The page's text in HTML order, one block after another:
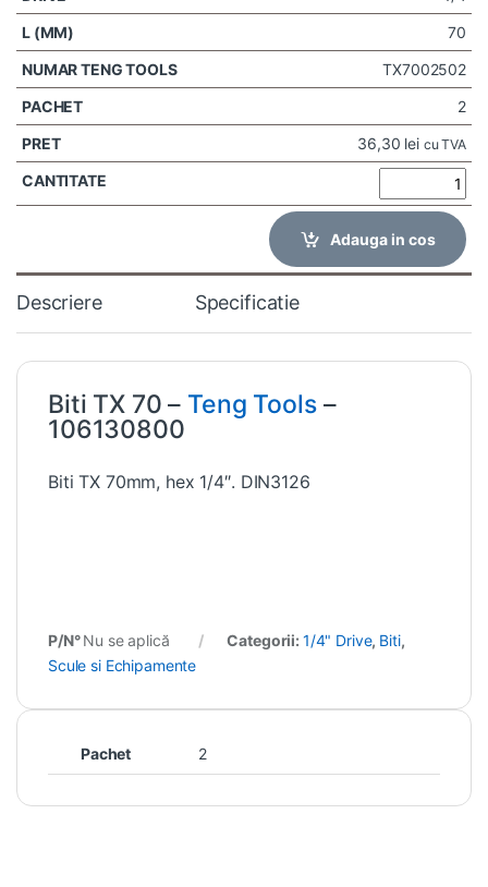
70
TX7002502
2
36,30 lei cu TVA
Adauga in cos
Descriere Specificatie
Biti TX 70 – Teng Tools–
106130800
Biti TX 70mm, hex 1/4″. DIN3126
P/N°Nu se aplică Categorii: 1/4" Drive, Biti,
Scule si Echipamente
Pachet 2